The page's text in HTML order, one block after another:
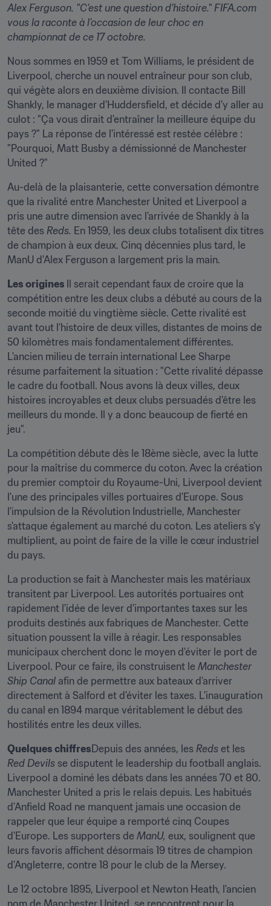
Alex Ferguson. "C'est une question d'histoire." FIFA.com
vous la raconte à l'occasion de leur choc en
championnat de ce 17 octobre.
Nous sommes en 1959 et Tom Williams, le président de
Liverpool, cherche un nouvel entraîneur pour son club,
qui végète alors en deuxième division. Il contacte Bill
Shankly, le manager d'Huddersfield, et décide d'y aller au
culot : "Ça vous dirait d'entraîner la meilleure équipe du
pays ?" La réponse de l'intéressé est restée célèbre :
"Pourquoi, Matt Busby a démissionné de Manchester
United ?"
Au-delà de la plaisanterie, cette conversation démontre
que la rivalité entre Manchester United et Liverpool a
pris une autre dimension avec l'arrivée de Shankly à la
tête des Reds. En 1959, les deux clubs totalisent dix titres
de champion à eux deux. Cinq décennies plus tard, le
ManU d'Alex Ferguson a largement pris la main.
Les origines
Il serait cependant faux de croire que la
compétition entre les deux clubs a débuté au cours de la
seconde moitié du vingtième siècle. Cette rivalité est
avant tout l'histoire de deux villes, distantes de moins de
50 kilomètres mais fondamentalement différentes.
L'ancien milieu de terrain international Lee Sharpe
résume parfaitement la situation : "Cette rivalité dépasse
le cadre du football. Nous avons là deux villes, deux
histoires incroyables et deux clubs persuadés d'être les
meilleurs du monde. Il y a donc beaucoup de fierté en
jeu".
La compétition débute dès le 18ème siècle, avec la lutte
pour la maîtrise du commerce du coton. Avec la création
du premier comptoir du Royaume-Uni, Liverpool devient
l'une des principales villes portuaires d'Europe. Sous
l'impulsion de la Révolution Industrielle, Manchester
s'attaque également au marché du coton. Les ateliers s'y
multiplient, au point de faire de la ville le cœur industriel
du pays.
La production se fait à Manchester mais les matériaux
transitent par Liverpool. Les autorités portuaires ont
rapidement l'idée de lever d'importantes taxes sur les
produits destinés aux fabriques de Manchester. Cette
situation poussent la ville à réagir. Les responsables
municipaux cherchent donc le moyen d'éviter le port de
Liverpool. Pour ce faire, ils construisent le Manchester
Ship Canal afin de permettre aux bateaux d'arriver
directement à Salford et d'éviter les taxes. L'inauguration
du canal en 1894 marque véritablement le début des
hostilités entre les deux villes.
Quelques chiffres Depuis des années, les Reds
Red Devils se disputent le leadership du football anglais.
Liverpool a dominé les débats dans les années 70 et 80.
Manchester United a pris le relais depuis. Les habitués
d'Anfield Road ne manquent jamais une occasion de
rappeler que leur équipe a remporté cinq Coupes
d'Europe. Les supporters de ManU, eux, soulignent que
leurs favoris affichent désormais 19 titres de champion
d'Angleterre, contre 18 pour le club de la Mersey.
Le 12 octobre 1895, Liverpool et Newton Heath, l'ancien
nom de Manchester United, se rencontrent pour la